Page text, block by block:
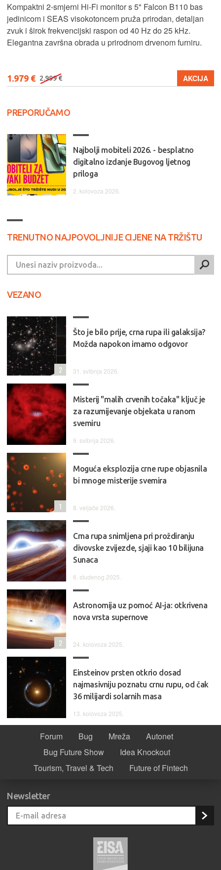
Kompaktni 2-smjerni Hi-Fi monitor s 5" Falcon B110 bas
jedinicom i SEAS visokotoncem pruža prirodan, detaljan
zvuk i širok frekvencijski raspon od 40 Hz do 25 kHz.
Elegantna završna obrada u prirodnom drvenom furniru.
1.979 € 2.999 € AKCIJA
PREPORUČAMO
Najbolji mobiteli 2026. - besplatno
digitalno izdanje Bugovog ljetnog
priloga
2. kolovoza 2026.
TRENUTNO NAJPOVOLJNIJE CIJENE NA TRŽIŠTU
VEZANO
Što je bilo prije, crna rupa ili galaksija?
Možda napokon imamo odgovor
31. svibnja 2026.
2
Misterij "malih crvenih točaka" ključ je
za razumijevanje objekata u ranom
svemiru
9. svibnja 2026.
Moguća eksplozija crne rupe objasnila
bi mnoge misterije svemira
8. veljače 2026.
1
Crna rupa snimljena pri proždiranju
divovske zvijezde, sjaji kao 10 bilijuna
Sunaca
6. studenog 2025.
Astronomija uz pomoć AI-ja: otkrivena
nova vrsta supernove
24. kolovoza 2025.
2
Einsteinov prsten otkrio dosad
najmasivniju poznatu crnu rupu, od čak
36 milijardi solarnih masa
13. kolovoza 2025.
Forum Bug Mreža
Autonet
Bug Future Show
Idea Knockout
Tourism, Travel & Tech
Future of Fintech
Newsletter